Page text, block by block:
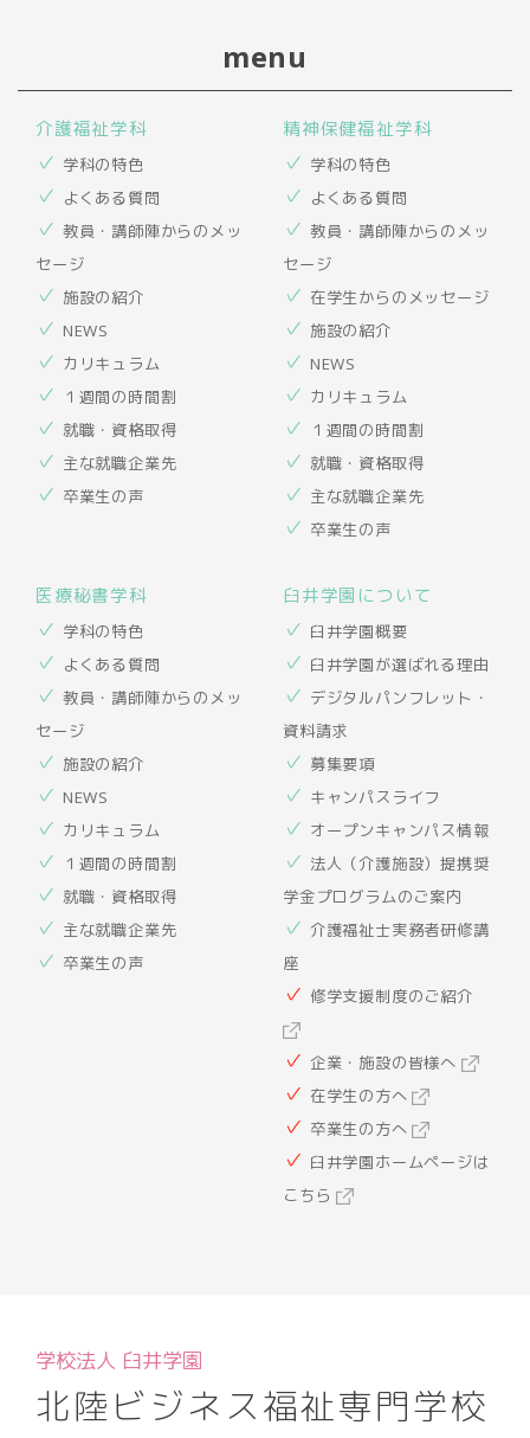
menu
介護福祉学科
学科の特色
よくある質問
教員・講師陣からのメッ
セージ
施設の紹介
NEWS
カリキュラム
１週間の時間割
就職・資格取得
主な就職企業先
卒業生の声
精神保健福祉学科
学科の特色
よくある質問
教員・講師陣からのメッ
セージ
在学生からのメッセージ
施設の紹介
NEWS
カリキュラム
１週間の時間割
就職・資格取得
主な就職企業先
卒業生の声
医療秘書学科
学科の特色
よくある質問
教員・講師陣からのメッ
セージ
施設の紹介
NEWS
カリキュラム
１週間の時間割
就職・資格取得
主な就職企業先
卒業生の声
臼井学園について
臼井学園概要
臼井学園が選ばれる理由
デジタルパンフレット・
資料請求
募集要項
キャンパスライフ
オープンキャンパス情報
法人（介護施設）提携奨
学金プログラムのご案内
介護福祉士実務者研修講
座
修学支援制度のご紹介
企業・施設の皆様へ
在学生の方へ
卒業生の方へ
臼井学園ホームページは
こちら
学校法人 臼井学園
北陸ビジネス福祉専門学校